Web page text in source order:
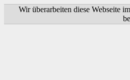
Wir überarbeiten diese Webseite